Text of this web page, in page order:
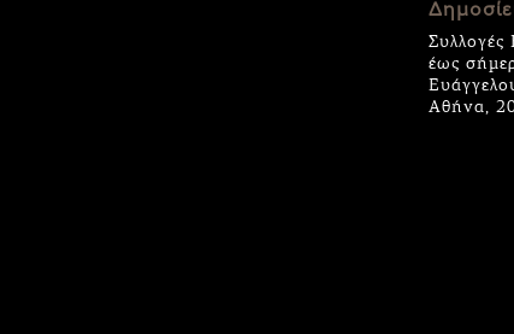
έως
Αθήνα,